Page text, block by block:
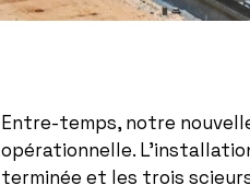
Entre-temps, notre
opérationnelle.
terminée et les trois